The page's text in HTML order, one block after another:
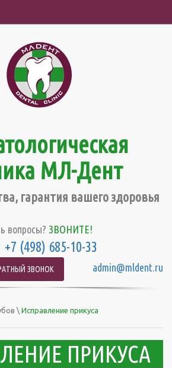
МЛ-Дент
гарантия вашего здоровья
вопросы? ЗВОНИТЕ!
+7 (498) 685-10-33
admin@mldent.ru
ЗВОНОК
\ Исправление прикуса
ПРИКУСА